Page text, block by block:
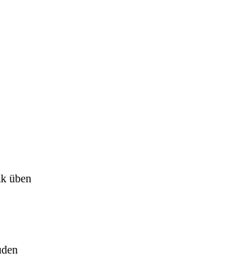
üben